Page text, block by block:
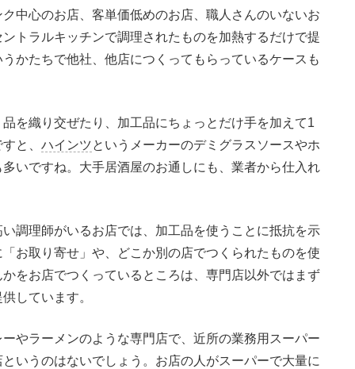
中心のお店、客単価低めのお店、職人さんのいないお
トラルキッチンで調理されたものを加熱するだけで提
かたちで他社、他店につくってもらっているケースも
を織り交ぜたり、加工品にちょっとだけ手を加えて1
と、 ハインツというメーカーのデミグラスソースやホ
いですね。大手居酒屋のお通しにも、業者から仕入れ
調理師がいるお店では、加工品を使うことに抵抗を示
お取り寄せ」や、どこか別の店でつくられたものを使
をお店でつくっているところは、専門店以外ではまず
しています。
やラーメンのような専門店で、近所の業務用スーパー
いうのはないでしょう。お店の人がスーパーで大量に